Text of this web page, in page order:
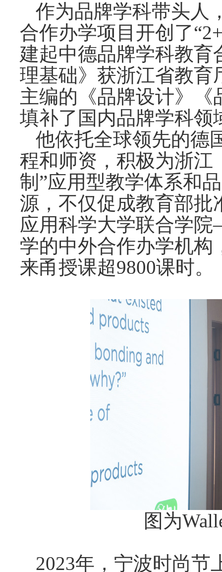
作为品牌学科带头人
合作办学项目开创了
建起中德品牌学科教育
理基础》获浙江省教育
主编的《品牌设计》
填补了国内品牌学科领
他依托全球领先的德
程和师资，积极为浙江
制”应用型教学体系和
源，不仅促成教育部批
应用科学大学联合学
学的中外合作办学机构
来甬授课超9800课时。
图为
2023年，宁波时尚